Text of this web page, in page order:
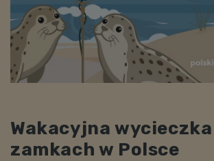
Wakacyjna
zamkach w Polsce